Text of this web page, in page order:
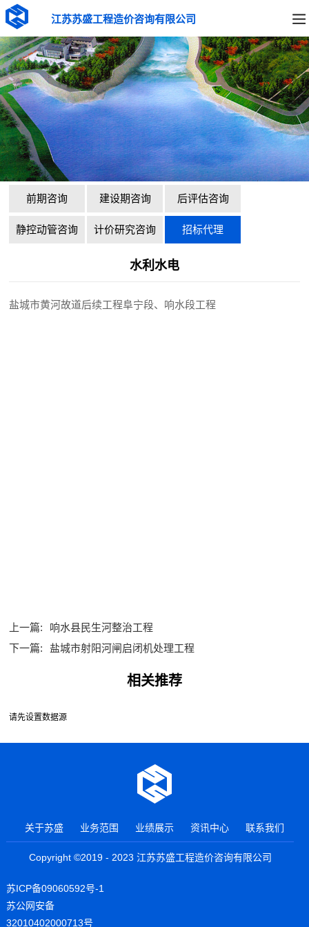
江苏苏盛工程造价咨询有限公司
前期咨询 建设期咨询 后评估咨询
静控动管咨询 计价研究咨询 招标代理
水利水电
盐城市黄河故道后续工程阜宁段、响水段工程
上一篇:
响水县民生河整治工程
下一篇:
盐城市射阳河闸启闭机处理工程
相关推荐
请先设置数据源
关于苏盛 业务范围 业绩展示 资讯中心 联系我们
Copyright ©2019 - 2023 江苏苏盛工程造价咨询有限公司
苏ICP备09060592号-1
苏公网安备
32010402000713号